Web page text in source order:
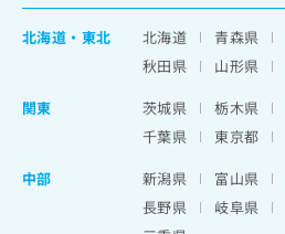
北海道 ・ 東北 北海道 青森県
秋田県
山形県
関東
茨城県 栃木県
千葉県
東京都
中部
新潟県 富山県
長野県
岐阜県